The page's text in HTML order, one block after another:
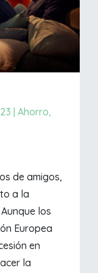
|Ahorro,
de amigos,
a la
los
Europea
en
la